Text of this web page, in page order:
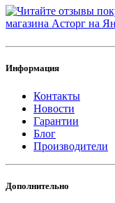
Информация
Контакты
Новости
Гарантии
Блог
Производители
Дополнительно